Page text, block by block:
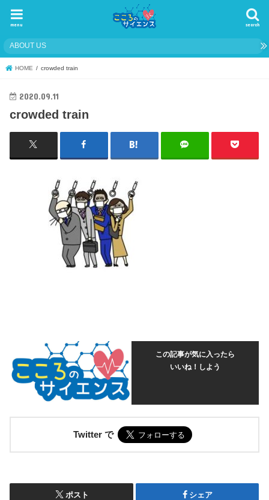
search
menu
ABOUT US
HOME crowded train
2020.09.11
crowded train
この記事が気に入ったら
いいね！しよう
Twitter で
ポスト シェア